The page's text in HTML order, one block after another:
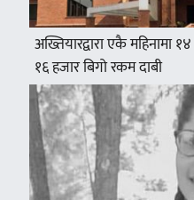
अख्तियारद्वारा एकै महिनामा
१६ हजार बिगो रकम दाबी